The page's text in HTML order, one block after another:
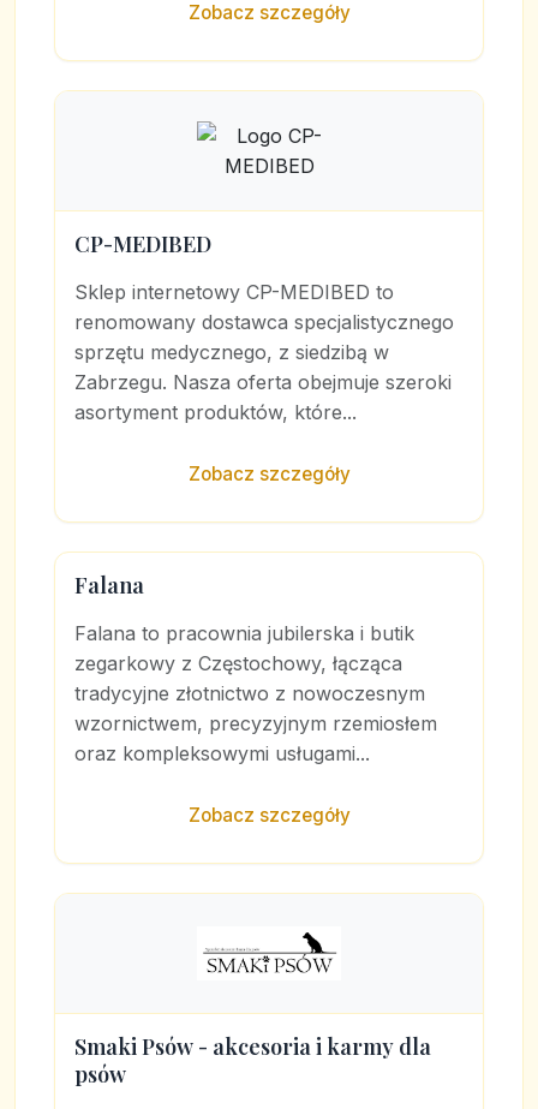
Zobacz szczegóły
CP-MEDIBED
Sklep internetowy CP-MEDIBED to
renomowany dostawca specjalistycznego
sprzętu medycznego, z siedzibą w
Zabrzegu. Nasza oferta obejmuje szeroki
asortyment produktów, które...
Zobacz szczegóły
Falana
Falana to pracownia jubilerska i butik
zegarkowy z Częstochowy, łącząca
tradycyjne złotnictwo z nowoczesnym
wzornictwem, precyzyjnym rzemiosłem
oraz kompleksowymi usługami...
Zobacz szczegóły
Smaki Psów - akcesoria i karmy dla
psów